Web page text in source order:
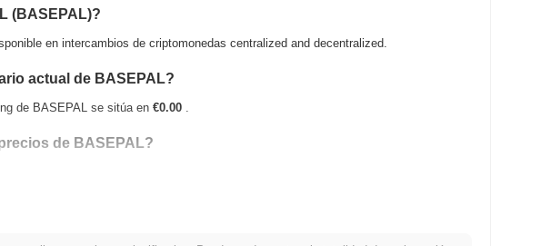
(BASEPAL)?
en intercambios de criptomonedas centralized and decentralized.
actual de BASEPAL?
de BASEPAL se sitúa en €0.00 .
de BASEPAL?